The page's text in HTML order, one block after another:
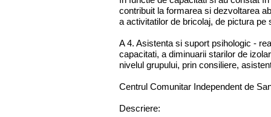
contribuit la formarea si dezvoltarea
a activitatilor de bricolaj, de pictura
A 4. Asistenta si suport psihologic -
capacitati, a diminuarii starilor de
nivelul grupului, prin consiliere,
Centrul Comunitar Independent de
Descriere: